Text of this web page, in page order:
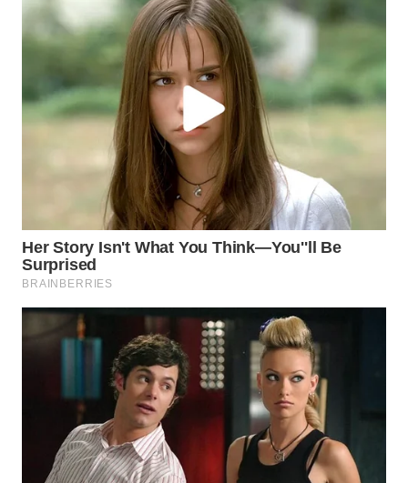
KARO
WN
LABUHANBATU
TENGAH
WN DELI
WN
PAKPAK